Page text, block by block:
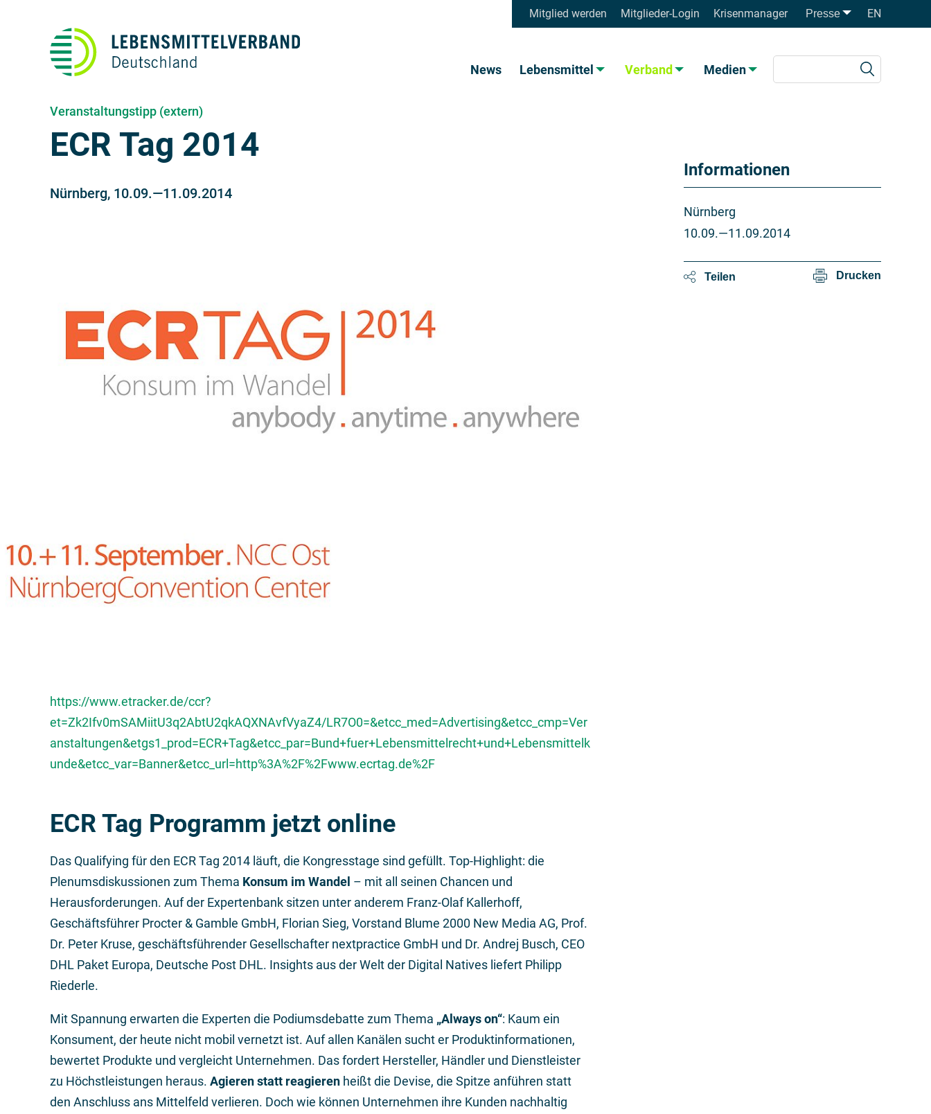
Mitglied werden Mitglieder-Login Krisenmanager Presse EN
News Lebensmittel Verband Medien
Veranstaltungstipp (extern)
ECR Tag 2014
Nürnberg, 10.09.2014
—11.09.2014
https://www.etracker.de/ccr?
et=Zk2Ifv0mSAMiitU3q2AbtU2qkAQXNAvfVyaZ4/LR7O0=&etcc_med=Advertising&etcc_cmp=Ver
anstaltungen&etgs1_prod=ECR+Tag&etcc_par=Bund+fuer+Lebensmittelrecht+und+Lebensmittelk
unde&etcc_var=Banner&etcc_url=http%3A%2F%2Fwww.ecrtag.de%2F
ECR Tag Programm jetzt online
Das Qualifying für den ECR Tag 2014 läuft, die Kongresstage sind gefüllt. Top-Highlight: die
Plenumsdiskussionen zum Thema Konsum im Wandel – mit all seinen Chancen und
Herausforderungen. Auf der Expertenbank sitzen unter anderem Franz-Olaf Kallerhoff,
Geschäftsführer Procter & Gamble GmbH, Florian Sieg, Vorstand Blume 2000 New Media AG, Prof.
Dr. Peter Kruse, geschäftsführender Gesellschafter nextpractice GmbH und Dr. Andrej Busch, CEO
DHL Paket Europa, Deutsche Post DHL. Insights aus der Welt der Digital Natives liefert Philipp
Riederle.
Mit Spannung erwarten die Experten die Podiumsdebatte zum Thema „Always on“: Kaum ein
Konsument, der heute nicht mobil vernetzt ist. Auf allen Kanälen sucht er Produktinformationen,
bewertet Produkte und vergleicht Unternehmen. Das fordert Hersteller, Händler und Dienstleister
zu Höchstleistungen heraus. Agieren statt reagieren heißt die Devise, die Spitze anführen statt
den Anschluss ans Mittelfeld verlieren. Doch wie können Unternehmen ihre Kunden nachhaltig
Informationen
Nürnberg
10.09.2014
—11.09.2014
Teilen Drucken